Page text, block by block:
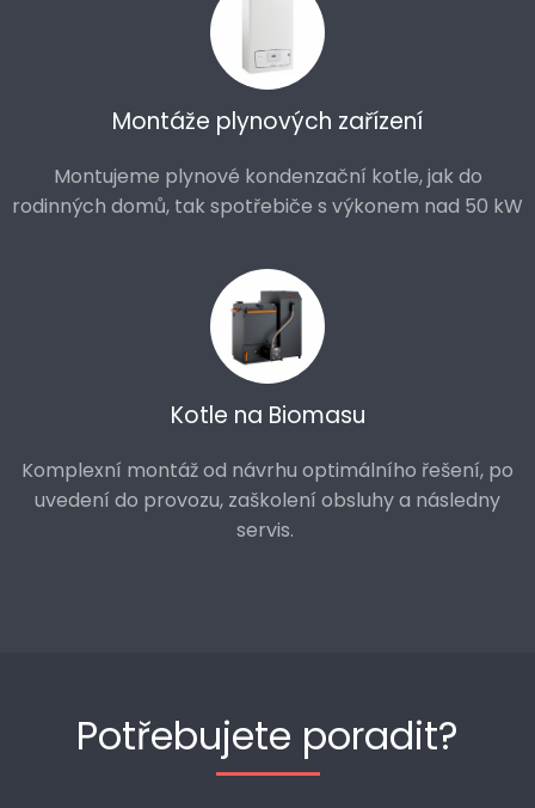
Montáže plynových zařízení
Montujeme plynové kondenzační kotle, jak do
rodinných domů, tak spotřebiče s výkonem nad 50 kW
Kotle na Biomasu
Komplexní montáž od návrhu optimálního řešení, po
uvedení do provozu, zaškolení obsluhy a následny
servis.
Potřebujete poradit?